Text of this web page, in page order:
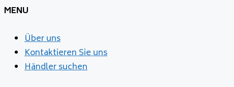
MENU
Über uns
Kontaktieren Sie uns
Händler suchen